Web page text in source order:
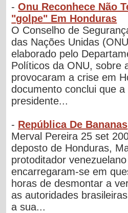
-Onu Reconhece Não
"golpe" Em Honduras
O Conselho de
das Nações Unidas
elaborado pelo
Políticos da ONU, sobre
provocaram a crise em
documento conclui que
presidente...
- República De Bananas
Merval Pereira 25 set
deposto de Honduras,
protoditador
encarregaram-se em
horas de desmontar a
as autoridades
a sua...